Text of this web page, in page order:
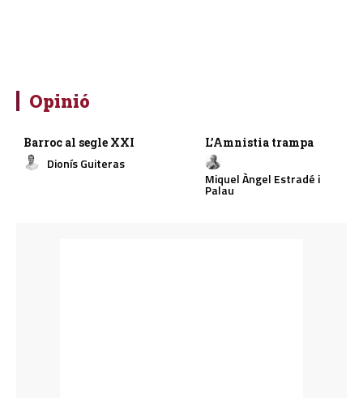
Opinió
Barroc al segle XXI
Dionís Guiteras
L’Amnistia trampa
Miquel Àngel Estradé i
Palau